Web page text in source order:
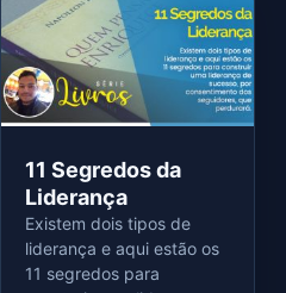
11 Segredos da
Liderança
Existem dois tipos de
liderança e aqui estão os
11 segredos para